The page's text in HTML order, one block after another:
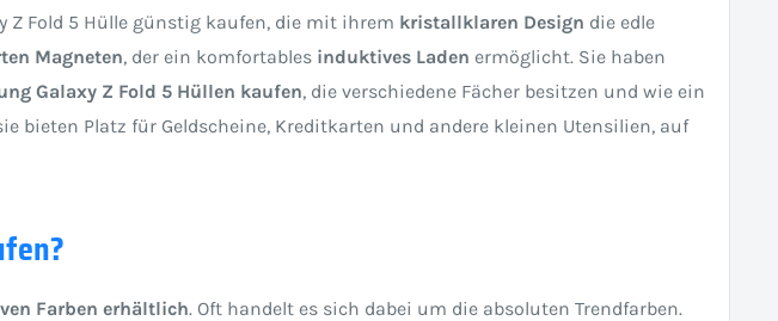
Fold 5 Hülle günstig kaufen, die mit ihrem kristallklaren Design die edle
Magneten, der ein komfortables induktives Laden ermöglicht. Sie haben
Galaxy Z Fold 5 Hüllen kaufen, die verschiedene Fächer besitzen und wie ein
bieten Platz für Geldscheine, Kreditkarten und andere kleinen Utensilien, auf
Farben erhältlich. Oft handelt es sich dabei um die absoluten Trendfarben.